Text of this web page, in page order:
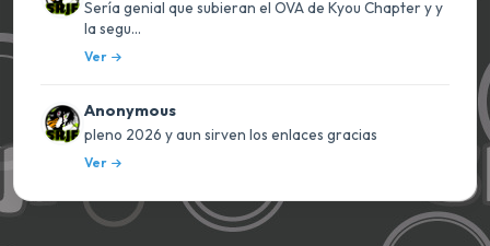
Sería genial que subieran el OVA de Kyou Chapter y y
la segu...
Ver
Anonymous
pleno 2026 y aun sirven los enlaces gracias
Ver